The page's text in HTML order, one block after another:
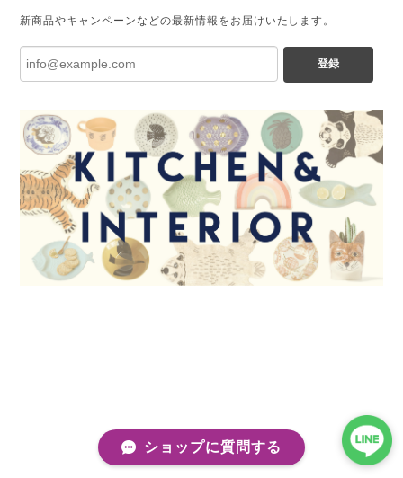
新商品やキャンペーンなどの最新情報をお届けいたします。
登録
ショップに質問する